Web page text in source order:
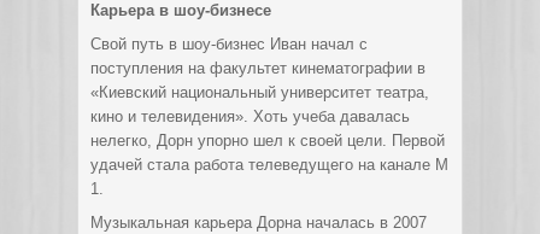
Карьера в шоу-бизнесе
Свой путь в шоу-бизнес Иван начал с
поступления на факультет кинематографии в
«Киевский национальный университет театра,
кино и телевидения». Хоть учеба давалась
нелегко, Дорн упорно шел к своей цели. Первой
удачей стала работа телеведущего на канале М
1.
Музыкальная карьера Дорна началась в 2007